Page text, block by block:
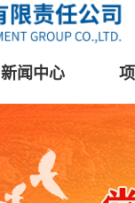
新闻中心